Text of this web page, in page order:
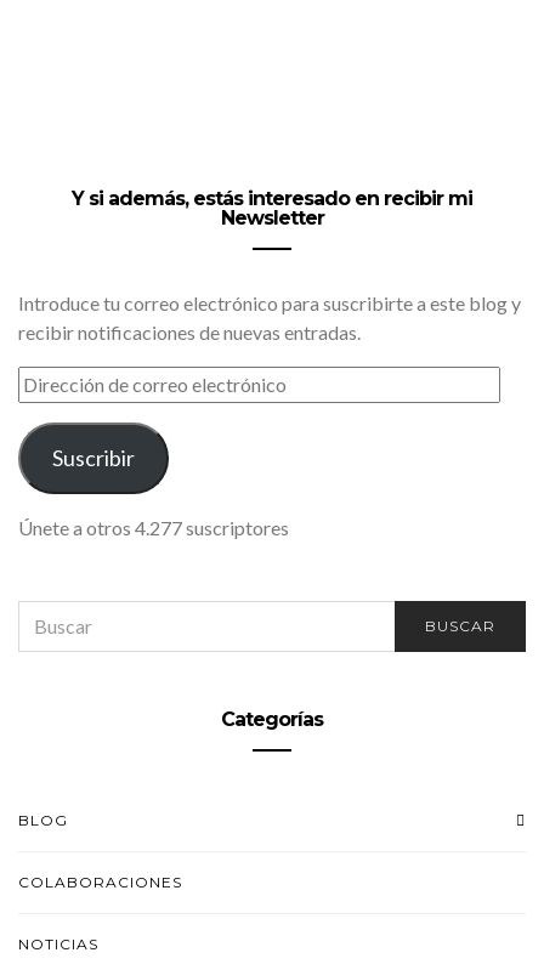
Y si además, estás interesado en recibir mi
Newsletter
Introduce tu correo electrónico para suscribirte a este blog y
recibir notificaciones de nuevas entradas.
DIRECCIÓN
DE
CORREO
ELECTRÓNICO
Suscribir
Únete a otros 4.277 suscriptores
FOR:
BUSCAR
Categorías
BLOG
COLABORACIONES
NOTICIAS